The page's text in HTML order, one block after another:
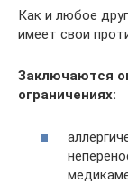
Как и любое
имеет свои
Заключаются
ограничениях: